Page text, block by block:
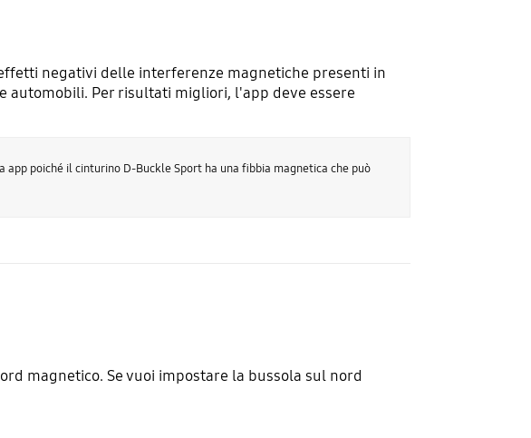
negativi delle interferenze magnetiche presenti in
automobili. Per risultati migliori, l'app deve essere
poiché il cinturino D-Buckle Sport ha una fibbia magnetica che può
magnetico. Se vuoi impostare la bussola sul nord